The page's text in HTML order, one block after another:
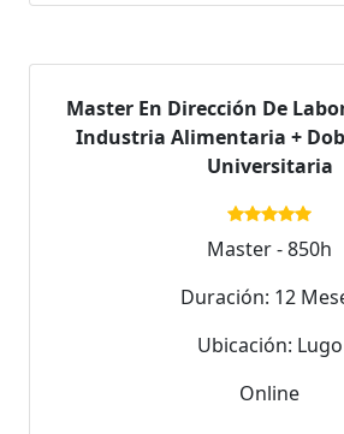
Master En Dirección De
Industria Alimentaria +
Universitaria
Master - 850h
Duración: 12
Ubicación: Lugo
Online